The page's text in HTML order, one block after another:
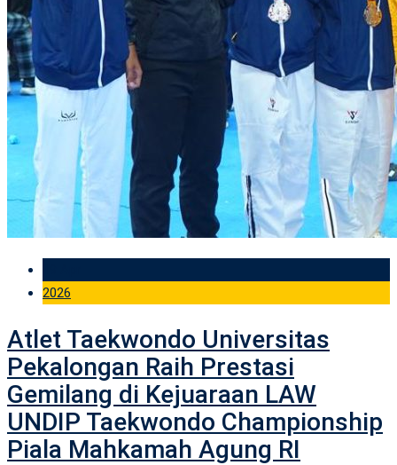
2026
Atlet Taekwondo Universitas
Pekalongan Raih Prestasi
Gemilang di Kejuaraan LAW
UNDIP Taekwondo Championship
Piala Mahkamah Agung RI